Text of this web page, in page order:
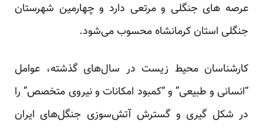
عرصه های جنگلی و مرتعی دارد و چهارمین شهرستان
جنگلی استان کرمانشاه محسوب می‌شود.
کارشناسان محیط زیست در سال‌های گذشته، عوامل
“انسانی و طبیعی” و “کمبود امکانات و نیروی متخصص” را
در شکل گیری و گسترش آتش‌سوزی‌ جنگل‌های ایران